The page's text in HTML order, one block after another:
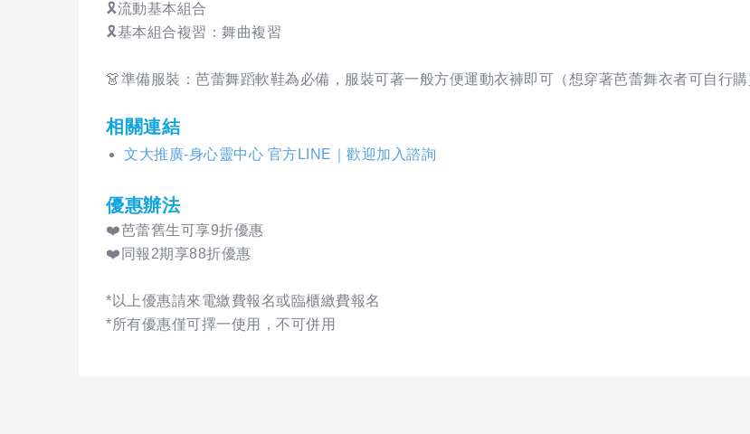
🎗流動基本組合
🎗基本組合複習：舞曲複習
👗準備服裝：芭蕾舞蹈軟鞋為必備，服裝可著一般方便運動衣褲即可（想穿著芭蕾舞衣者可自行
相關連結
文大推廣-身心靈中心 官方LINE｜歡迎加入諮詢
優惠辦法
❤️芭蕾舊生可享9折優惠
❤️同報2期享88折優惠
*以上優惠請來電繳費報名或臨櫃繳費報名
*所有優惠僅可擇一使用，不可併用